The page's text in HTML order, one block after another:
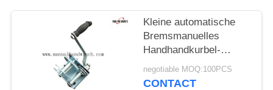
Kleine automatische
Bremsmanuelles
Handhandkurbel-
Handboots-Anhänger-
Schlauchboot 600lbs
negotiable MOQ:100PCS
CONTACT